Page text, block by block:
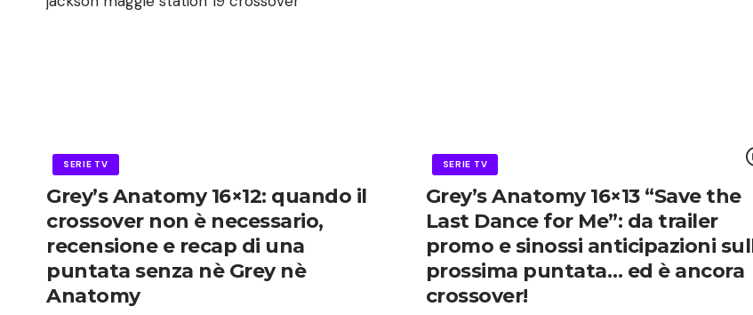
SERIE TV
Grey’s Anatomy 16×12: quando il
crossover non è necessario,
recensione e recap di una
puntata senza nè Grey nè
Anatomy
SERIE TV
Grey’s Anatomy 16×13 “Save the
Last Dance for Me”: da trailer
promo e sinossi anticipazioni
prossima puntata… ed è ancora
crossover!